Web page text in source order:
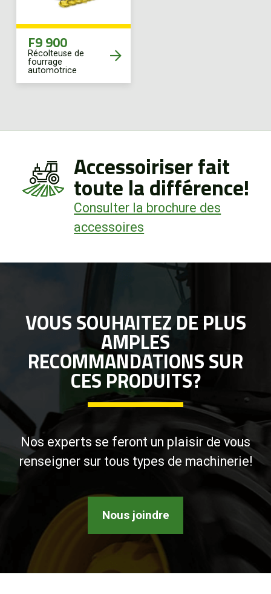
F9 900
Récolteuse de
fourrage
automotrice
Accessoiriser fait
toute la différence!
Consulter la brochure des
accessoires
VOUS SOUHAITEZ DE PLUS
AMPLES
RECOMMANDATIONS SUR
CES PRODUITS?
Nos experts se feront un plaisir de vous
renseigner sur tous types de machinerie!
Nous joindre